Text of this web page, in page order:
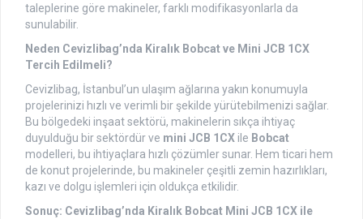
taleplerine göre makineler, farklı modifikasyonlarla da
sunulabilir.
Neden Cevizlibag’nda Kiralık Bobcat ve Mini JCB 1CX
Tercih Edilmeli?
Cevizlibag, İstanbul’un ulaşım ağlarına yakın konumuyla
projelerinizi hızlı ve verimli bir şekilde yürütebilmenizi sağlar.
Bu bölgedeki inşaat sektörü, makinelerin sıkça ihtiyaç
duyulduğu bir sektördür ve mini JCB 1CX ile Bobcat
modelleri, bu ihtiyaçlara hızlı çözümler sunar. Hem ticari hem
de konut projelerinde, bu makineler çeşitli zemin hazırlıkları,
kazı ve dolgu işlemleri için oldukça etkilidir.
Sonuç: Cevizlibag’nda Kiralık Bobcat Mini JCB 1CX ile